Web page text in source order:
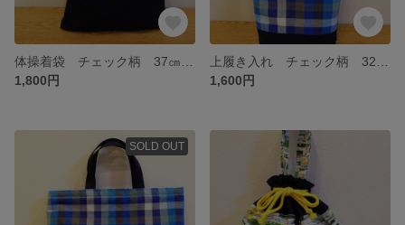
1,800円
1,600円
SOLD OUT